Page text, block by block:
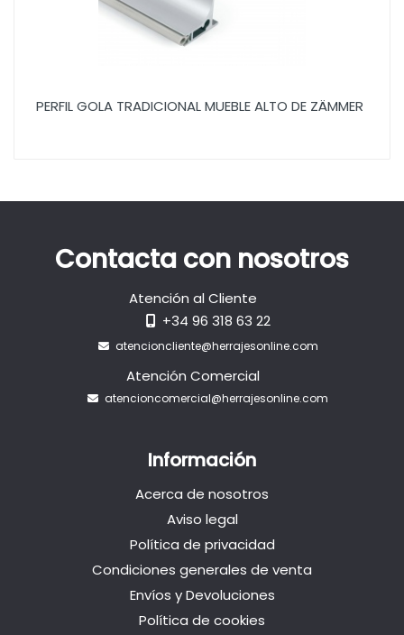
PERFIL GOLA TRADICIONAL MUEBLE ALTO DE ZÄMMER
Contacta con nosotros
Atención al Cliente
+34 96 318 63 22
atencioncliente@herrajesonline.com
Atención Comercial
atencioncomercial@herrajesonline.com
Información
Acerca de nosotros
Aviso legal
Política de privacidad
Condiciones generales de venta
Envíos y Devoluciones
Política de cookies